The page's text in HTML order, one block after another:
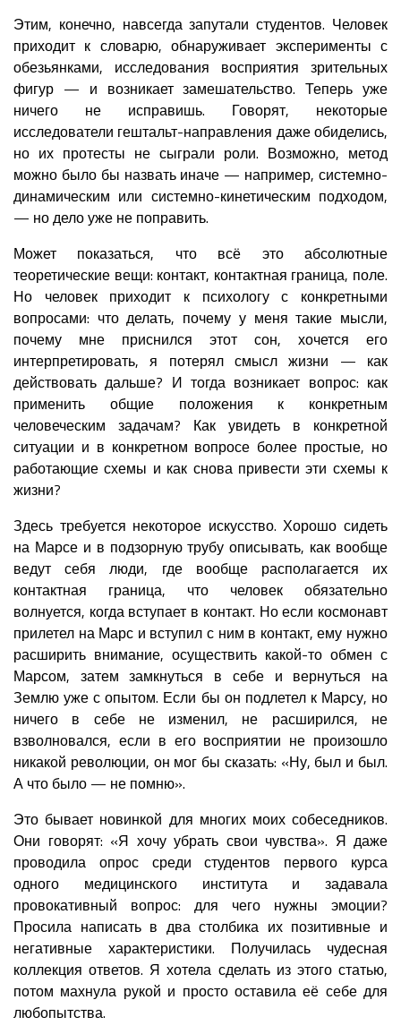
Этим, конечно, навсегда запутали студентов. Человек
приходит к словарю, обнаруживает эксперименты с
обезьянками, исследования восприятия зрительных
фигур — и возникает замешательство. Теперь уже
ничего не исправишь. Говорят, некоторые
исследователи гештальт-направления даже обиделись,
но их протесты не сыграли роли. Возможно, метод
можно было бы назвать иначе — например, системно-
динамическим или системно-кинетическим подходом,
— но дело уже не поправить.
Может показаться, что всё это абсолютные
теоретические вещи: контакт, контактная граница, поле.
Но человек приходит к психологу с конкретными
вопросами: что делать, почему у меня такие мысли,
почему мне приснился этот сон, хочется его
интерпретировать, я потерял смысл жизни — как
действовать дальше? И тогда возникает вопрос: как
применить общие положения к конкретным
человеческим задачам? Как увидеть в конкретной
ситуации и в конкретном вопросе более простые, но
работающие схемы и как снова привести эти схемы к
жизни?
Здесь требуется некоторое искусство. Хорошо сидеть
на Марсе и в подзорную трубу описывать, как вообще
ведут себя люди, где вообще располагается их
контактная граница, что человек обязательно
волнуется, когда вступает в контакт. Но если космонавт
прилетел на Марс и вступил с ним в контакт, ему нужно
расширить внимание, осуществить какой-то обмен с
Марсом, затем замкнуться в себе и вернуться на
Землю уже с опытом. Если бы он подлетел к Марсу, но
ничего в себе не изменил, не расширился, не
взволновался, если в его восприятии не произошло
никакой революции, он мог бы сказать: «Ну, был и был.
А что было — не помню».
Это бывает новинкой для многих моих собеседников.
Они говорят: «Я хочу убрать свои чувства». Я даже
проводила опрос среди студентов первого курса
одного медицинского института и задавала
провокативный вопрос: для чего нужны эмоции?
Просила написать в два столбика их позитивные и
негативные характеристики. Получилась чудесная
коллекция ответов. Я хотела сделать из этого статью,
потом махнула рукой и просто оставила её себе для
любопытства.